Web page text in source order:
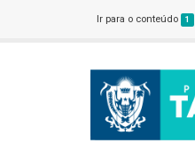
Ir para o conteúdo 1